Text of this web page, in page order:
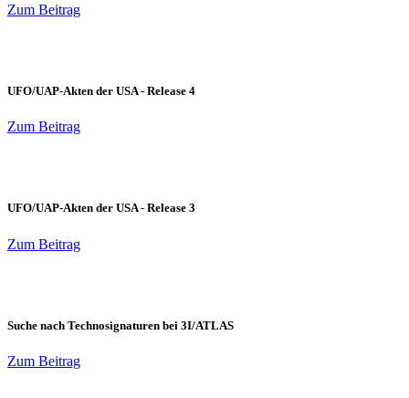
Zum Beitrag
UFO/UAP-Akten der USA - Release 4
Zum Beitrag
UFO/UAP-Akten der USA - Release 3
Zum Beitrag
Suche nach Technosignaturen bei 3I/ATLAS
Zum Beitrag